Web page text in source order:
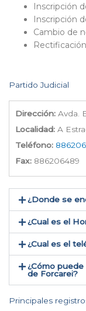
Inscripción
Inscripción
Cambio de
Partido Judicial
Dirección: Avda.
Localidad: A
Teléfono:
Fax: 886206489
¿Donde se
¿Cual es el
¿Cual es el
¿Cómo
de Forcarei​?
Principales